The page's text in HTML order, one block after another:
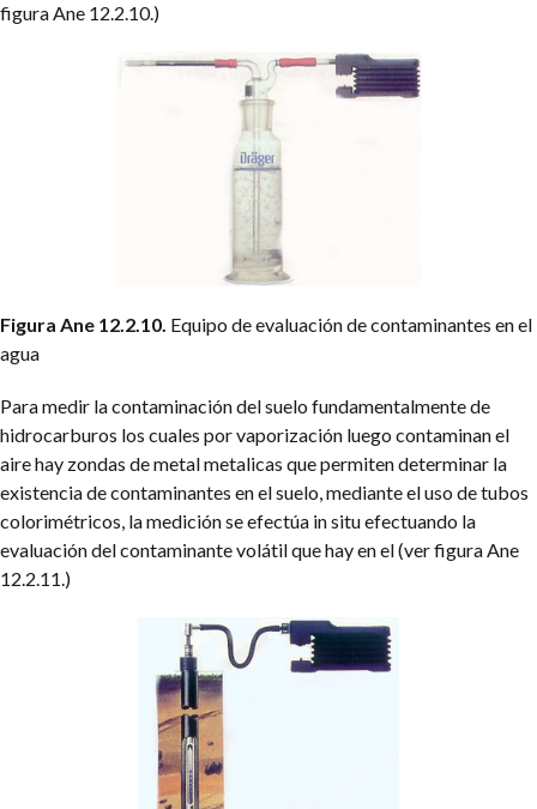
figura Ane 12.2.10.)
Figura Ane 12.2.10. Equipo de evaluación de contaminantes en el
agua
Para medir la contaminación del suelo fundamentalmente de
hidrocarburos los cuales por vaporización luego contaminan el
aire hay zondas de metal metalicas que permiten determinar la
existencia de contaminantes en el suelo, mediante el uso de tubos
colorimétricos, la medición se efectúa in situ efectuando la
evaluación del contaminante volátil que hay en el (ver figura Ane
12.2.11.)